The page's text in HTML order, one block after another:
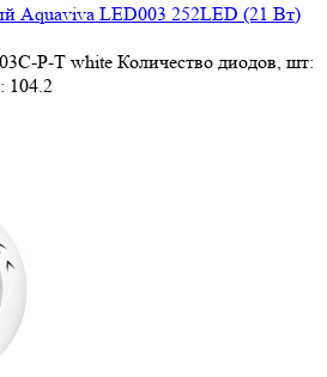
Aquaviva LED003 252LED (21 Вт)
P-T white Количество диодов, шт:
104.2